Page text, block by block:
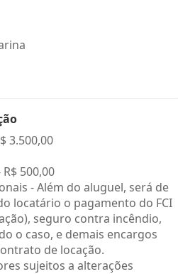
3.500,00
R$ 500,00
- Além do aluguel, será de
locatário o pagamento do FCI
seguro contra incêndio,
o caso, e demais encargos
de locação.
sujeitos a alterações